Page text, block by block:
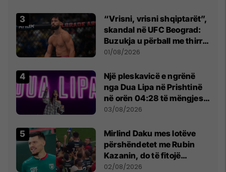
“Vrisni, vrisni shqiptarët”,
skandal në UFC Beograd:
Buzukja u përball me thirrje
anti-shqiptare nga
01/08/2026
Një pleskavicë e ngrënë
nga Dua Lipa në Prishtinë
në orën 04:28 të mëngjesit
- dhe bota digjitale serbe
03/08/2026
Mirlind Daku mes lotëve
përshëndetet me Rubin
Kazanin, do të fitojë
miliona te Spartak Moska
02/08/2026